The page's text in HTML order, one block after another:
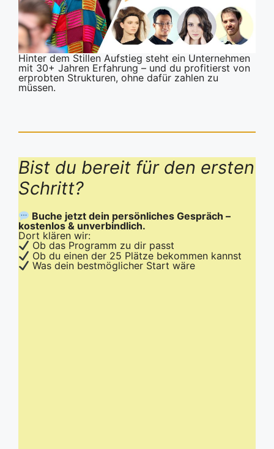
Hinter dem Stillen Aufstieg steht ein Unternehmen
mit 30+ Jahren Erfahrung – und du profitierst von
erprobten Strukturen, ohne dafür zahlen zu
müssen.
Bist du bereit für den ersten
Schritt?
Buche jetzt dein persönliches Gespräch –
kostenlos & unverbindlich.
Dort klären wir:
Ob das Programm zu dir passt
Ob du einen der 25 Plätze bekommen kannst
Was dein bestmöglicher Start wäre